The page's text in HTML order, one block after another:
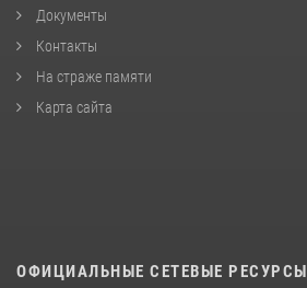
Документы
Контакты
На страже памяти
Карта сайта
ОФИЦИАЛЬНЫЕ СЕТЕВЫЕ РЕСУРСЫ